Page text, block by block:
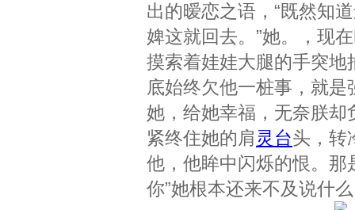
出的暧恋之语，“既然知
婢这就回去。”她。，现
摸索着娃娃大腿的手突
底始终欠他一桩事，就
她，给她幸福，无奈朕却
紧终住她的肩 灵台头，转
他，他眸中闪烁的恨。
你”她根本还来不及说什